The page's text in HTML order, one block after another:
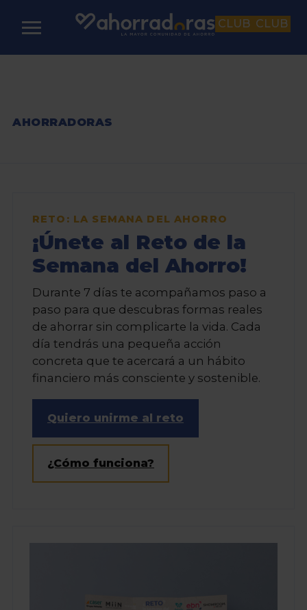
CLUB CLUB
AHORRADORAS
RETO: LA SEMANA DEL AHORRO
¡Únete al Reto de la
Semana del Ahorro!
Durante 7 días te acompañamos paso a
paso para que descubras formas reales
de ahorrar sin complicarte la vida. Cada
día tendrás una pequeña acción
concreta que te acercará a un hábito
financiero más consciente y sostenible.
Quiero unirme al reto
¿Cómo funciona?